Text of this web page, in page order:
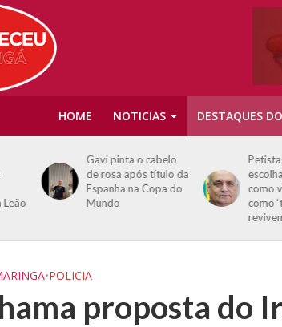
HOME NOTICIAS DESTAQUES
Leão
Gavi pinta o cabelo
de rosa após título da
Espanha na Copa do
Mundo
como
como
•POLICIA
proposta do